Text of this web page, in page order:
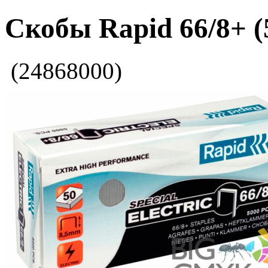
Скобы Rapid 66/8+
(24868000)